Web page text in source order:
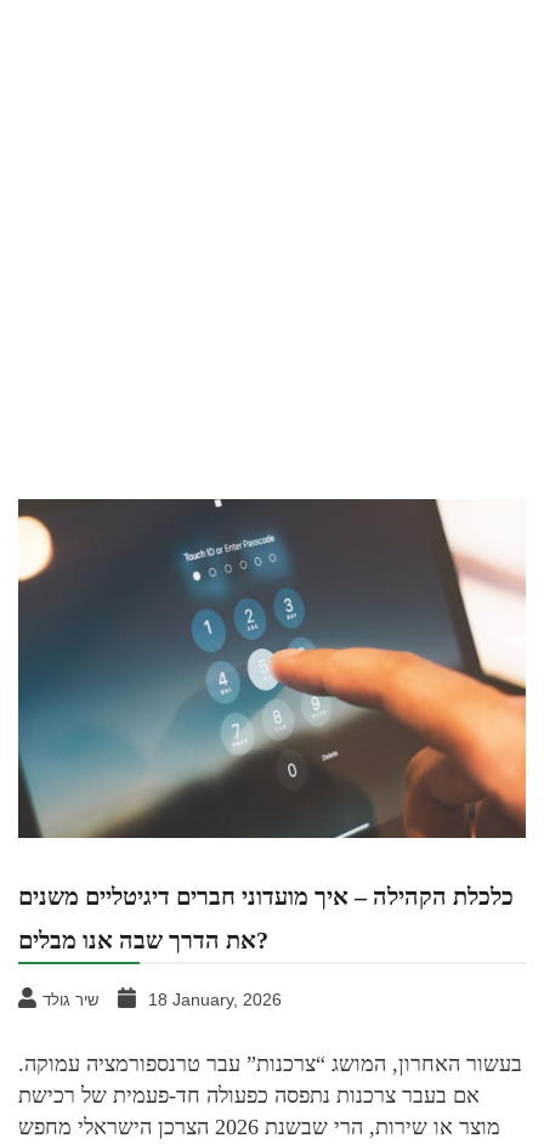
כלכלת הקהילה – איך מועדוני חברים דיגיטליים משנים
את הדרך שבה אנו מבלים?
שיר גולד 18 January, 2026
בעשור האחרון, המושג “צרכנות” עבר טרנספורמציה עמוקה.
אם בעבר צרכנות נתפסה כפעולה חד-פעמית של רכישת
מוצר או שירות, הרי שבשנת 2026 הצרכן הישראלי מחפש